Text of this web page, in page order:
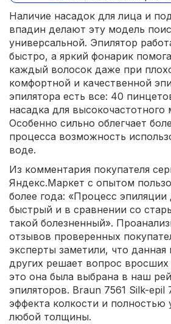
Наличие насадок для лица и
впадин делают эту модель
универсальной. Эпилятор
быстро, а яркий фонарик
каждый волосок даже при
комфортной и качественной
эпилятора есть все: 40
насадка для высокочастотного
Особенно сильно облегчает
процесса возможность
воде.
Из комментария покупателя
Яндекс.Маркет с опытом
более года: «Процесс эпиляции
быстрый и в сравнении со
такой болезненный».
отзывов проверенных
эксперты заметили, что
других решает вопрос
это она была выбрана в наш
эпиляторов. Braun 7561 Silk-epil
эффекта колкости и полностью
любой толщины.